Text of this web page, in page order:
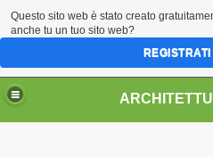
Questo sito web è stato creato
anche tu un tuo sito web?